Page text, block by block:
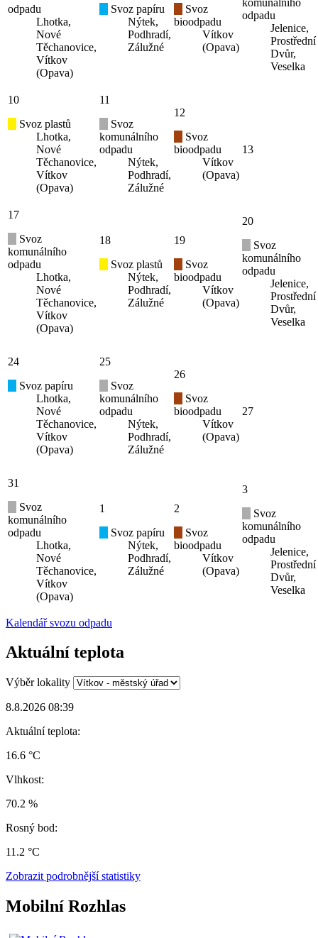
odpadu
Lhotka,
Nové
Těchanovice,
Vítkov
(Opava)
Svoz papíru
Nýtek,
Podhradí,
Zálužné
Svoz
bioodpadu
Vítkov
(Opava)
odpadu
Jelenice,
Prostřední
Dvůr,
Veselka
10
Svoz plastů
Lhotka,
Nové
Těchanovice,
Vítkov
(Opava)
11
Svoz
komunálního
odpadu
Nýtek,
Podhradí,
Zálužné
12
Svoz
bioodpadu
Vítkov
(Opava)
13
17
Svoz
komunálního
odpadu
Lhotka,
Nové
Těchanovice,
Vítkov
(Opava)
18
Svoz plastů
Nýtek,
Podhradí,
Zálužné
19
Svoz
bioodpadu
Vítkov
(Opava)
20
Svoz
komunálního
odpadu
Jelenice,
Prostřední
Dvůr,
Veselka
24
Svoz papíru
Lhotka,
Nové
Těchanovice,
Vítkov
(Opava)
25
Svoz
komunálního
odpadu
Nýtek,
Podhradí,
Zálužné
26
Svoz
bioodpadu
Vítkov
(Opava)
27
31
Svoz
komunálního
odpadu
Lhotka,
Nové
Těchanovice,
Vítkov
(Opava)
1
Svoz papíru
Nýtek,
Podhradí,
Zálužné
2
Svoz
bioodpadu
Vítkov
(Opava)
3
Svoz
komunálního
odpadu
Jelenice,
Prostřední
Dvůr,
Veselka
Kalendář svozu odpadu
Aktuální teplota
Výběr lokality
8.8.2026 08:39
Aktuální teplota:
16.6 °C
Vlhkost:
70.2 %
Rosný bod:
11.2 °C
Zobrazit podrobnější statistiky
Mobilní Rozhlas